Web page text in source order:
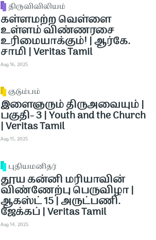
திருவிவிலியம்
கள்ளமற்ற வெள்ளை
உள்ளம் விண்ணரசை
உரிமையாக்கும்! | ஆர்கே.
சாமி | Veritas Tamil
Aug 16, 2025
குடும்பம்
இளைஞரும் திருஅவையும் |
பகுதி- 3 | Youth and the Church
| Veritas Tamil
Aug 15, 2025
புதியமனிதர்
தூய கன்னி மரியாவின்
விண்ணேற்பு பெருவிழா |
ஆகஸ்ட் 15 | அருட்பணி.
ஜேக்கப் | Veritas Tamil
Aug 14, 2025